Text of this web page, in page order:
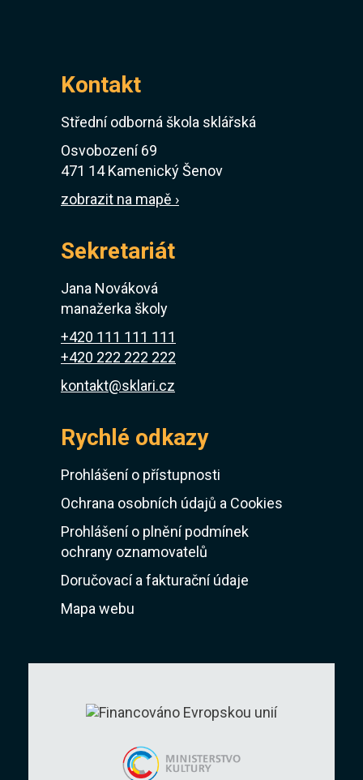
Kontakt
Střední odborná škola sklářská
Osvobození 69
471 14 Kamenický Šenov
zobrazit na mapě ›
Sekretariát
Jana Nováková
manažerka školy
+420 111 111 111
+420 222 222 222
kontakt@sklari.cz
Rychlé odkazy
Prohlášení o přístupnosti
Ochrana osobních údajů a Cookies
Prohlášení o plnění podmínek
ochrany oznamovatelů
Doručovací a fakturační údaje
Mapa webu